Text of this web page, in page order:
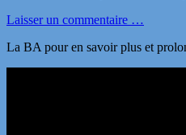
Laisser un commentaire …
La BA pour en savoir plus et